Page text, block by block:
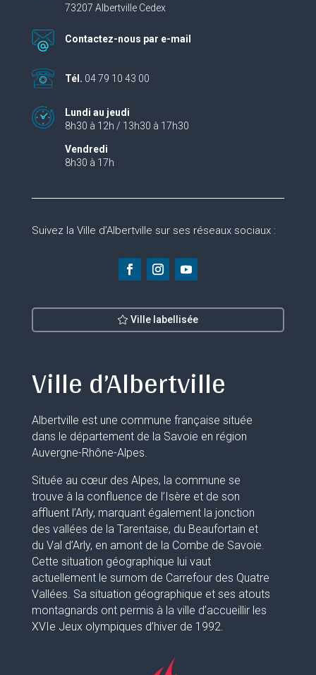
73207 Albertville Cedex
Contactez-nous par e-mail
Tél. 04 79 10 43 00
Lundi au jeudi
8h30 à 12h / 13h30 à 17h30
Vendredi
8h30 à 17h
Suivez la Ville d’Albertville sur ses réseaux sociaux :
Ville labellisée
Ville d’Albertville
Albertville est une commune française située
dans le département de la Savoie en région
Auvergne-Rhône-Alpes.
Située au cœur des Alpes, la commune se
trouve à la confluence de l’Isère et de son
affluent l’Arly, marquant également la jonction
des vallées de la Tarentaise, du Beaufortain et
du Val d’Arly, en amont de la Combe de Savoie.
Cette situation géographique lui vaut
actuellement le surnom de Carrefour des Quatre
Vallées. Sa situation géographique et ses atouts
montagnards ont permis à la ville d’accueillir les
XVIe Jeux olympiques d’hiver de 1992.